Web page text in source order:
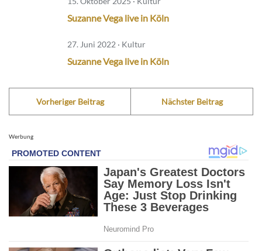
Suzanne Vega live in Köln
27. Juni 2022 · Kultur
Suzanne Vega live in Köln
Vorheriger Beitrag Nächster Beitrag
Werbung